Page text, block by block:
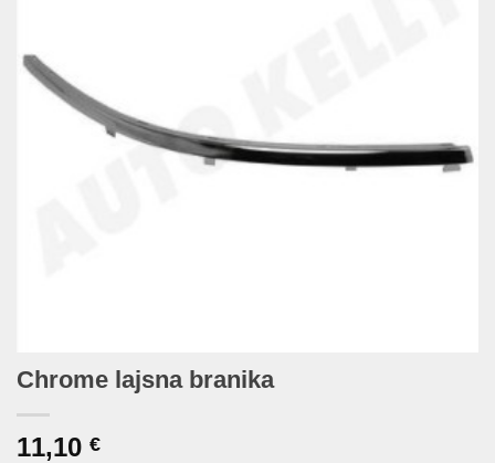
Chrome lajsna branika
11,10 €